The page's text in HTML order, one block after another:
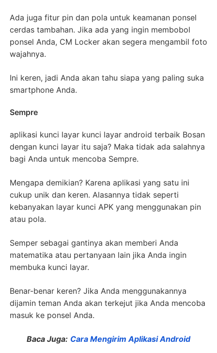
Ada juga fitur pin dan pola untuk keamanan ponsel
cerdas tambahan. Jika ada yang ingin membobol
ponsel Anda, CM Locker akan segera mengambil foto
wajahnya.
Ini keren, jadi Anda akan tahu siapa yang paling suka
smartphone Anda.
Sempre
aplikasi kunci layar kunci layar android terbaik Bosan
dengan kunci layar itu saja? Maka tidak ada salahnya
bagi Anda untuk mencoba Sempre.
Mengapa demikian? Karena aplikasi yang satu ini
cukup unik dan keren. Alasannya tidak seperti
kebanyakan layar kunci APK yang menggunakan pin
atau pola.
Semper sebagai gantinya akan memberi Anda
matematika atau pertanyaan lain jika Anda ingin
membuka kunci layar.
Benar-benar keren? Jika Anda menggunakannya
dijamin teman Anda akan terkejut jika Anda mencoba
masuk ke ponsel Anda.
Baca Juga: Cara Mengirim Aplikasi Android